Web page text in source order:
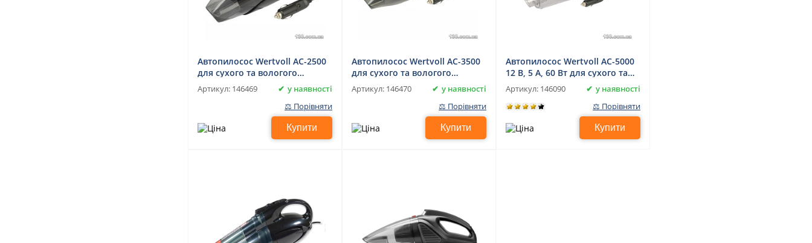
Автопилосос Wertvoll AC-2500
для сухого та вологого
прибирання
Артикул: 146469
у наявності
⚖ Порівняти
Купити
Автопилосос Wertvoll AC-3500
для сухого та вологого
прибирання
Артикул: 146470
у наявності
⚖ Порівняти
Купити
Автопилосос Wertvoll AC-5000
12 В, 5 А, 60 Вт для сухого та
вологого прибирання
Артикул: 146090
у наявності
⚖ Порівняти
Купити